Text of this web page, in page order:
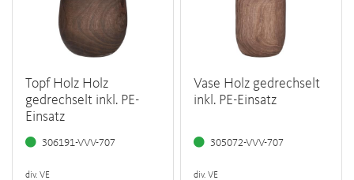
Topf Holz Holz
gedrechselt inkl. PE-
Einsatz
306191-VVV-707
div. VE
Vase Holz gedrechselt
inkl. PE-Einsatz
305072-VVV-707
div. VE